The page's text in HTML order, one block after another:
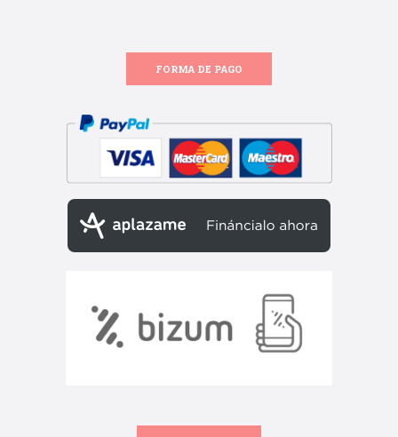
FORMA DE PAGO